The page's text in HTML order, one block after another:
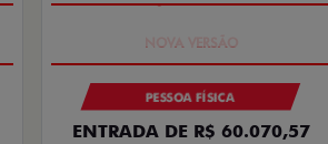
PESSOA FÍSICA
ENTRADA DE R$ 60.070,57